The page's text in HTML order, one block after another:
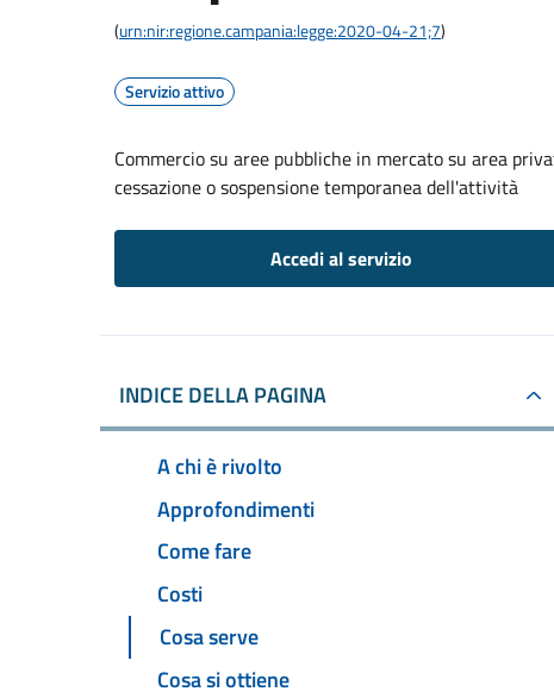
(urn:nir:regione.campania:legge:2020-04-21;7)
Servizio attivo
Commercio su aree pubbliche in mercato su area
cessazione o sospensione temporanea dell'attività
Accedi al servizio
INDICE DELLA PAGINA
A chi è rivolto
Approfondimenti
Come fare
Costi
Cosa serve
Cosa si ottiene